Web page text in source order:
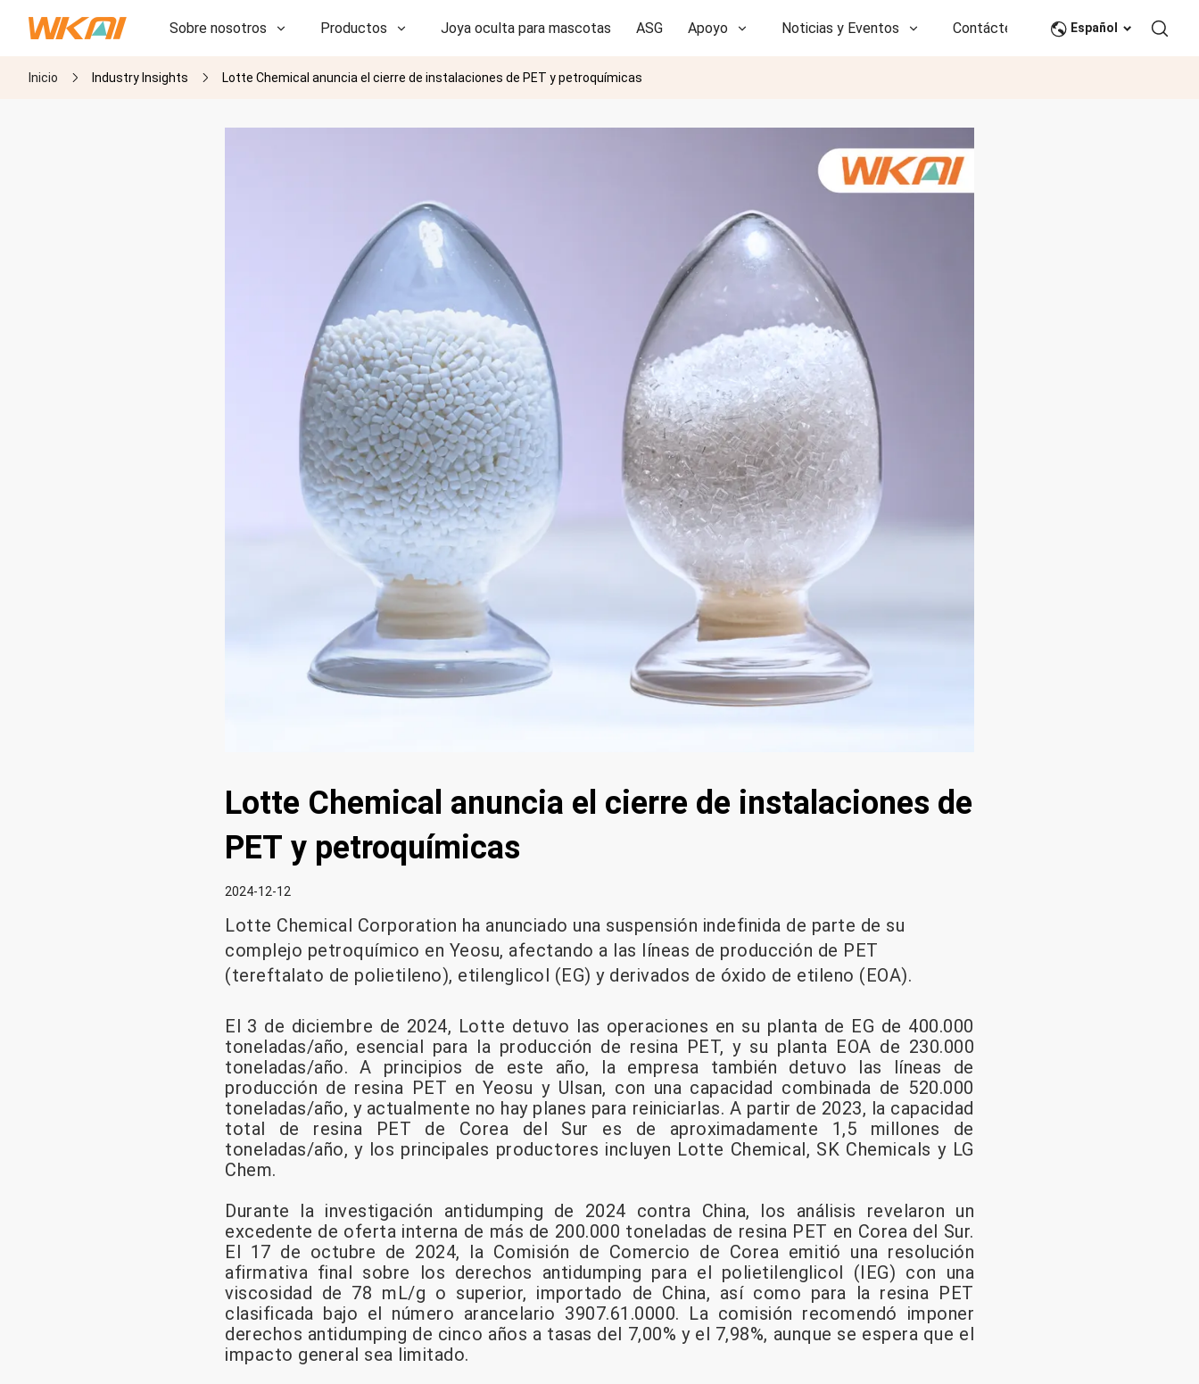
Sobre nosotros Productos Joya oculta para mascotas ASG Apoyo Noticias y Eventos Contáctenos CN
I+D
Español
Inicio Industry Insights Lotte Chemical anuncia el cierre de instalaciones de PET y petroquímicas
Lotte Chemical anuncia el cierre de instalaciones de
PET y petroquímicas
2024-12-12
Lotte Chemical Corporation ha anunciado una suspensión indefinida de parte de su
complejo petroquímico en Yeosu, afectando a las líneas de producción de PET
(tereftalato de polietileno), etilenglicol (EG) y derivados de óxido de etileno (EOA).
El 3 de diciembre de 2024, Lotte detuvo las operaciones en su planta de EG de 400.000
toneladas/año, esencial para la producción de resina PET, y su planta EOA de 230.000
toneladas/año. A principios de este año, la empresa también detuvo las líneas de
producción de resina PET en Yeosu y Ulsan, con una capacidad combinada de 520.000
toneladas/año, y actualmente no hay planes para reiniciarlas. A partir de 2023, la capacidad
total de resina PET de Corea del Sur es de aproximadamente 1,5 millones de
toneladas/año, y los principales productores incluyen Lotte Chemical, SK Chemicals y LG
Chem.
Durante la investigación antidumping de 2024 contra China, los análisis revelaron un
excedente de oferta interna de más de 200.000 toneladas de resina PET en Corea del Sur.
El 17 de octubre de 2024, la Comisión de Comercio de Corea emitió una resolución
afirmativa final sobre los derechos antidumping para el polietilenglicol (IEG) con una
viscosidad de 78 mL/g o superior, importado de China, así como para la resina PET
clasificada bajo el número arancelario 3907.61.0000. La comisión recomendó imponer
derechos antidumping de cinco años a tasas del 7,00% y el 7,98%, aunque se espera que el
impacto general sea limitado.